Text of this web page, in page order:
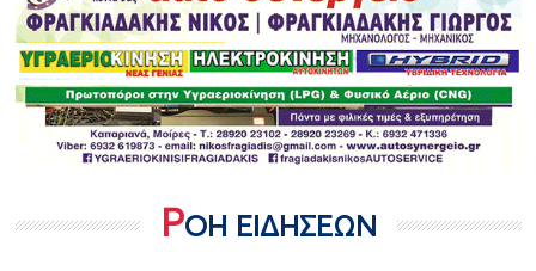
ΡΟΗ ΕΙΔΗΣΕΩΝ